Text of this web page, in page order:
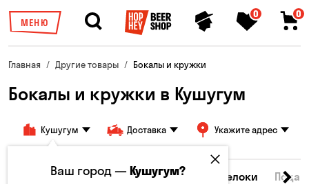
МЕНЮ
0 0
Главная Другие товары Бокалы и кружки
Бокалы и кружки в Кушугум
Кушугум Доставка Укажите адрес
Все товары Бокалы и кружки Брелоки
Ваш город —Кушугум?